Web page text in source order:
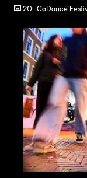
20- CaDance
JPG